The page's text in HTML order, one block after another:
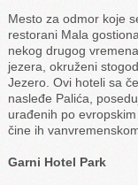
Mesto za odmor koje
restorani Mala
nekog drugog
jezera, okruženi
Jezero. Ovi hoteli sa
nasleđe Palića,
urađenih po
čine ih
Garni Hotel Park